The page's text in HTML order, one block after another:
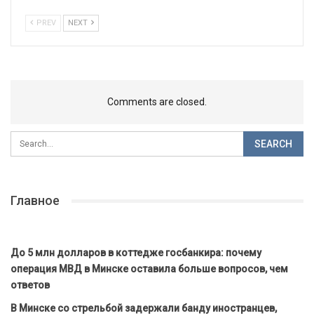
PREV NEXT
Comments are closed.
Главное
До 5 млн долларов в коттедже госбанкира: почему
операция МВД в Минске оставила больше вопросов, чем
ответов
В Минске со стрельбой задержали банду иностранцев,